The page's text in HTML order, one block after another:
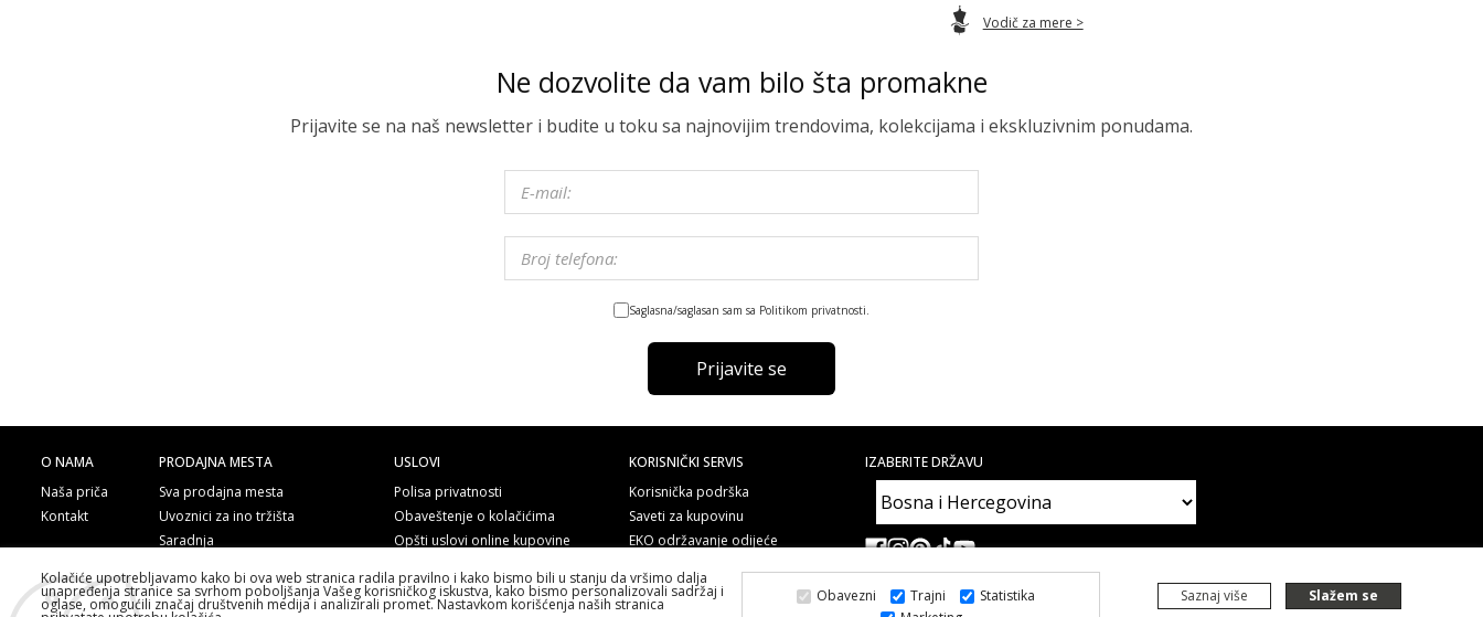
Vodič za mere >
Ne dozvolite da vam bilo šta promakne
Prijavite se na naš newsletter i budite u toku sa najnovijim trendovima, kolekcijama i ekskluzivnim ponudama.
Saglasna/saglasan sam sa Politikom privatnosti.
Prijavite se
O NAMA
Naša priča
Kontakt
PRODAJNA MESTA
Sva prodajna mesta
Uvoznici za ino tržišta
Saradnja
USLOVI
Polisa privatnosti
Obaveštenje o kolačićima
Opšti uslovi online kupovine
KORISNIČKI SERVIS
Korisnička podrška
Saveti za kupovinu
EKO održavanje odijeće
Copyright
IZABERITE DRŽAVU
Kolačiće upotrebljavamo kako bi ova web stranica radila pravilno i kako bismo bili u stanju da vršimo dalja
unapređenja stranice sa svrhom poboljšanja Vašeg korisničkog iskustva, kako bismo personalizovali sadržaj i
oglase, omogućili značaj društvenih medija i analizirali promet. Nastavkom korišćenja naših stranica Obavezni Trajni
Statistika
Saznaj više Slažem se